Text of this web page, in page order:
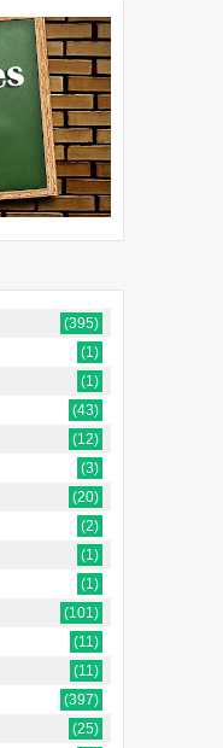
(395)
(1)
(1)
(43)
(12)
(3)
(20)
(2)
(1)
(1)
(101)
(11)
(11)
(397)
(25)